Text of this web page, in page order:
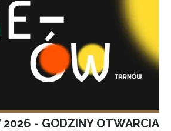
2026 - GODZINY OTWARCIA